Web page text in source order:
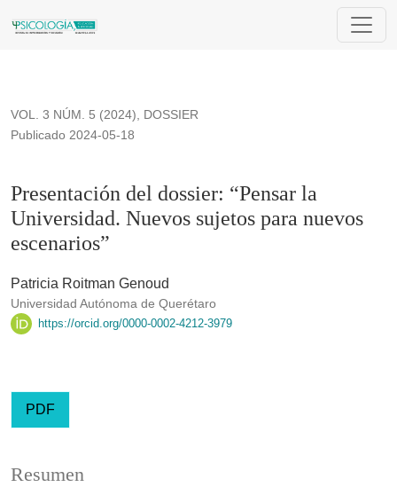
Presentación del dossier: “Pensar la Universidad. Nuevos
VOL. 3 NÚM. 5 (2024), DOSSIER
Presentación del dossier: “Pensar la
Universidad. Nuevos sujetos para nuevos
escenarios”
Publicado 2024-05-18
Patricia Roitman Genoud
Universidad Autónoma de Querétaro
https://orcid.org/0000-0002-4212-3979
PDF
Resumen